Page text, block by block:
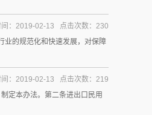
业的规范化和快速发展，对保障
间：2019-02-13 点击次数：230
定本办法。第二条进出口民用
间：2019-02-13 点击次数：219